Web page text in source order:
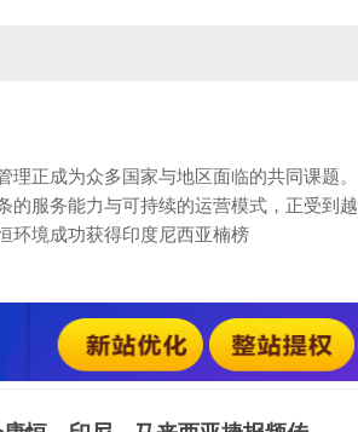
正成为众多国家与地区面临的共同课题。
的服务能力与可持续的运营模式，正受到越
环境成功获得印度尼西亚楠榜
）垃圾焚烧发电项目有条件授标函，